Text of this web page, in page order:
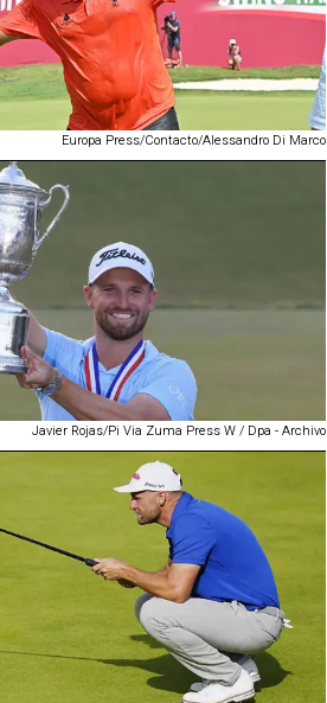
Europa Press/Contacto/Alessandro Di Marco
Javier Rojas/Pi Via Zuma Press W / Dpa - Archivo